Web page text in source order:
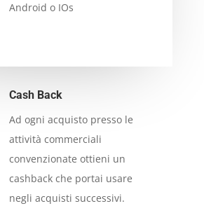
Android o IOs
Cash Back
Ad ogni acquisto presso le
attività commerciali
convenzionate ottieni un
cashback che portai usare
negli acquisti successivi.